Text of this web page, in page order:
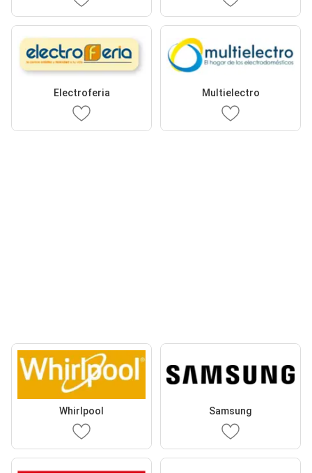
Electroferia Multielectro
Whirlpool Samsung